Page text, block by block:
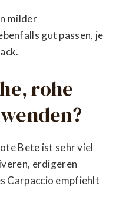
milder
gut passen, je
rohe
Bete ist sehr viel
erdigeren
Carpaccio empfiehlt